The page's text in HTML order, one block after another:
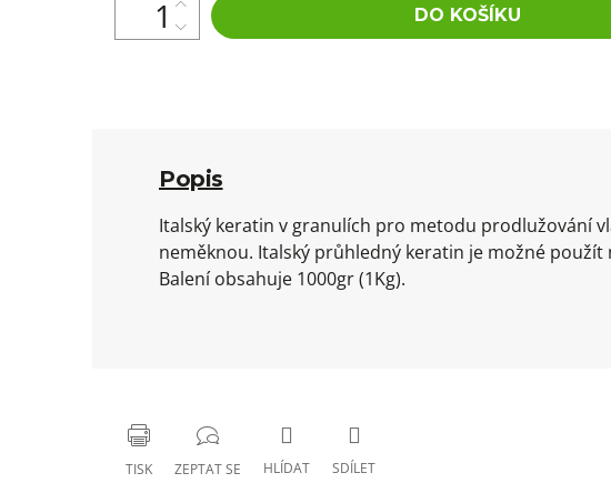
DO KOŠÍKU
Popis
Italský keratin v granulích pro metodu prodlužování
neměknou. Italský průhledný keratin je možné
Balení obsahuje 1000gr (1Kg).
TISK ZEPTAT SE HLÍDAT SDÍLET